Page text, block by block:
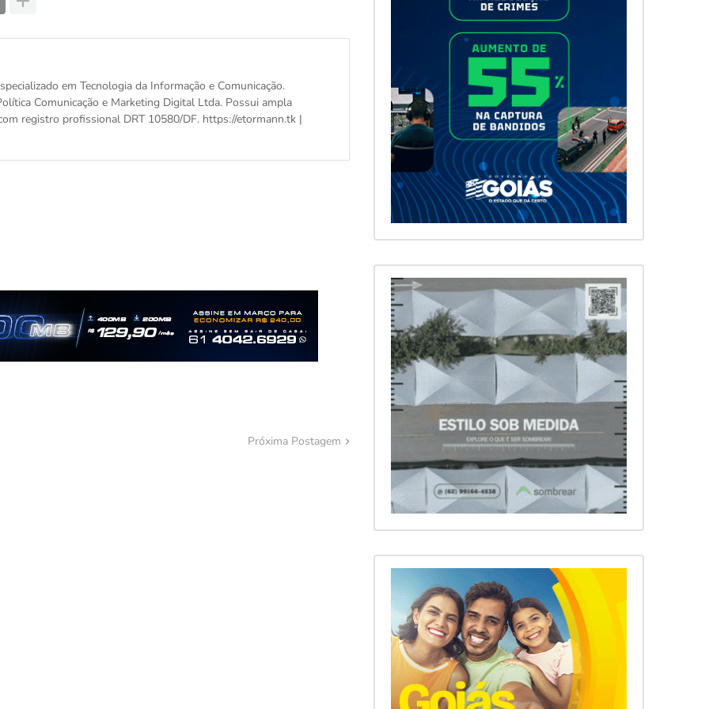
em Tecnologia da Informação e Comunicação.
Comunicação e Marketing Digital Ltda. Possui ampla
registro profissional DRT 10580/DF. https://etormann.tk |
Próxima Postagem